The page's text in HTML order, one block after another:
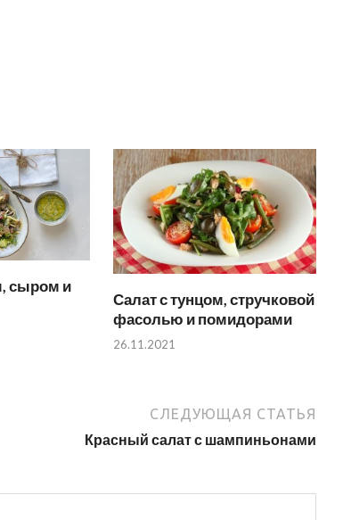
сыром и
Салат с тунцом, стручковой
фасолью и помидорами
26.11.2021
СЛЕДУЮЩАЯ СТАТЬЯ
Красный салат с шампиньонами